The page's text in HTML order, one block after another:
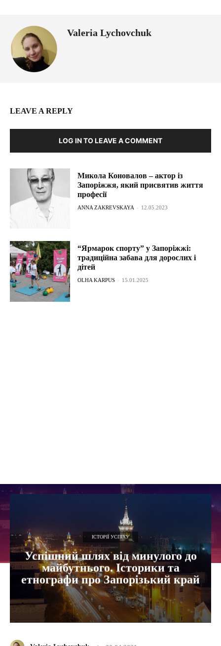
Valeria Lychovchuk
LEAVE A REPLY
LOG IN TO LEAVE A COMMENT
Микола Коновалов – актор із
Запоріжжя, який присвятив життя
професії
ANNA ZAKREVSKAYA - 12.05.2023
“Ярмарок спорту” у Запоріжжі:
традиційна забава для дорослих і
дітей
OLHA KARPUS - 15.01.2025